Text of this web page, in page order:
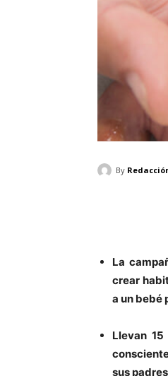
By
La
crear
a un bebé
Llevan
sus padres